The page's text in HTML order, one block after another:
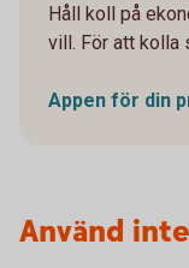
Håll koll på
vill. För att kolla
Appen för din
Använd